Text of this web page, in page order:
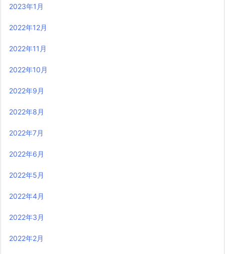
2023年1月
2022年12月
2022年11月
2022年10月
2022年9月
2022年8月
2022年7月
2022年6月
2022年5月
2022年4月
2022年3月
2022年2月